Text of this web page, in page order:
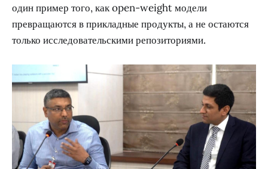
один пример того, как open-weight модели
превращаются в прикладные продукты, а не остаются
только исследовательскими репозиториями.